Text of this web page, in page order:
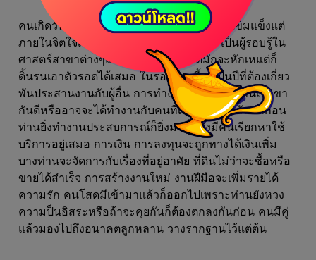
คนเกิดวันนี้มักจะเป็นคนที่ดูภายนอกแร่งกล้าเข็มแข็งแต่
ภายในจิตใจเป็นคนอ่อนโยน อ่อนไหวง่าย เป็นผู้รอบรู้ใน
ศาสตร์สาขาต่างๆแต่หลายครั้งมักชีวิตมักจะหักเหแต่ก็
ดิ้นรนเอาตัวรอดได้เสมอ ในรอบอายุนี้จะเป็นปีที่ต้องเกี่ยว
พันประสานงานกับผู้อื่น การทำงานที่มีคู่ใจทำงานเข้าขา
กันดีหรืออาจจะได้ทำงานกับคนที่เคยร่วมงานกันมาก่อน
ท่านยิ่งทำงานประสบการณ์ก็ยิ่งมาขึ้นจึงมีคนเรียกหาใช้
บริการอยู่เสมอ การเงิน การลงทุนจะถูกทางได้เงินเพิ่ม
บางท่านจะจัดการกับเรื่องที่อยู่อาศัย ที่ดินไม่ว่าจะซื้อหรือ
ขายได้สำเร็จ การสร้างงานใหม่ งานฝีมือจะเพิ่มรายได้
ความรัก คนโสดมีเข้ามาแล้วก็ออกไปเพราะท่านยังหวง
ความป็นอิสระหรือถ้าจะคุยกันก็ต้องตกลงกันก่อน คนมีคู่
แล้วมองไปถึงอนาคตลูกหลาน วางรากฐานไว้แต่ต้น